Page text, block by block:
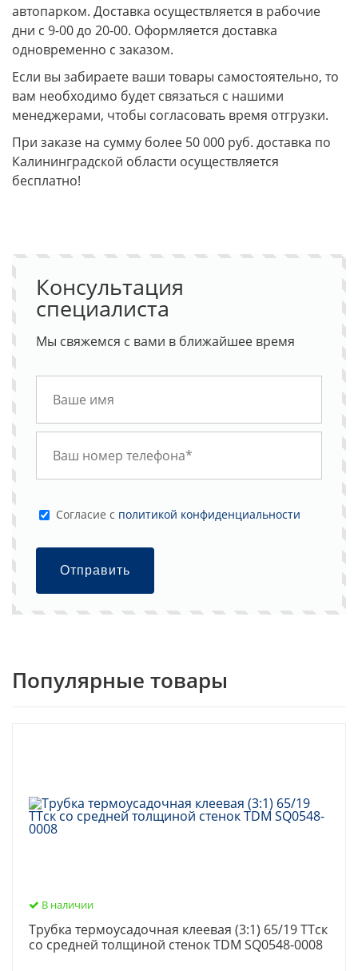
автопарком. Доставка осуществляется в рабочие
дни с 9-00 до 20-00. Оформляется доставка
одновременно с заказом.
Если вы забираете ваши товары самостоятельно, то
вам необходимо будет связаться с нашими
менеджерами, чтобы согласовать время отгрузки.
При заказе на сумму более 50 000 руб. доставка по
Калининградской области осуществляется
бесплатно!
Консультация
специалиста
Мы свяжемся с вами в ближайшее время
Cогласие с политикой конфиденциальности
Отправить
Популярные товары
В наличии
Трубка термоусадочная клеевая (3:1) 65/19 ТТск
со средней толщиной стенок TDM SQ0548-0008